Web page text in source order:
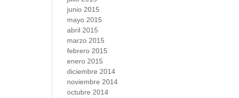
junio 2015
mayo 2015
abril 2015
marzo 2015
febrero 2015
enero 2015
diciembre 2014
noviembre 2014
octubre 2014